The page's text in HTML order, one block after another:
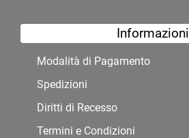
Informazioni
Modalità di Pagamento
Spedizioni
Diritti di Recesso
Termini e Condizioni